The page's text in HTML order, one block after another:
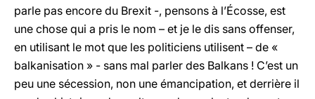
parle pas encore du Brexit -, pensons à l’Écosse, est
une chose qui a pris le nom – et je le dis sans offenser,
en utilisant le mot que les politiciens utilisent – de «
balkanisation » - sans mal parler des Balkans ! C’est un
peu une sécession, non une émancipation, et derrière il